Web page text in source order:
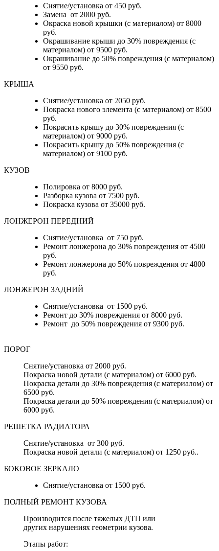
Снятие/установка от 450 руб.
Замена от 2000 руб.
Окраска новой крышки (с материалом) от 8000
руб.
Окрашивание крыши до 30% повреждения (с
материалом) от 9500 руб.
Окрашивание до 50% повреждения (с материалом)
от 9550 руб.
КРЫША
Снятие/установка от 2050 руб.
Покраска нового элемента (с материалом) от 8500
руб.
Покрасить крышу до 30% повреждения (с
материалом) от 9000 руб.
Покрасить крышу до 50% повреждения (с
материалом) от 9100 руб.
КУЗОВ
Полировка от 8000 руб.
Разборка кузова от 7500 руб.
Покраска кузова от 35000 руб.
ЛОНЖЕРОН ПЕРЕДНИЙ
Снятие/установка от 750 руб.
Ремонт лонжерона до 30% повреждения от 4500
руб.
Ремонт лонжерона до 50% повреждения от 4800
руб.
ЛОНЖЕРОН ЗАДНИЙ
Снятие/установка от 1500 руб.
Ремонт до 30% повреждения от 8000 руб.
Ремонт до 50% повреждения от 9300 руб.
ПОРОГ
Снятие/установка от 2000 руб.
Покраска новой детали (с материалом) от 6000 руб.
Покраска детали до 30% повреждения (с материалом) от
6500 руб.
Покраска детали до 50% повреждения (с материалом) от
6000 руб.
РЕШЕТКА РАДИАТОРА
Снятие/установка от 300 руб.
Покраска новой детали (с материалом) от 1250 руб..
БОКОВОЕ ЗЕРКАЛО
Снятие/установка от 1500 руб.
ПОЛНЫЙ РЕМОНТ КУЗОВА
Производится после тяжелых ДТП или
других нарушениях геометрии кузова.
Этапы работ: